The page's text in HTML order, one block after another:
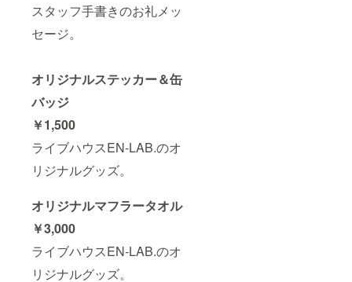
スタッフ手書きのお礼メッ
セージ。
オリジナルステッカー＆缶
バッジ
￥1,500
ライブハウスEN-LAB.のオ
リジナルグッズ。
オリジナルマフラータオル
￥3,000
ライブハウスEN-LAB.のオ
リジナルグッズ。